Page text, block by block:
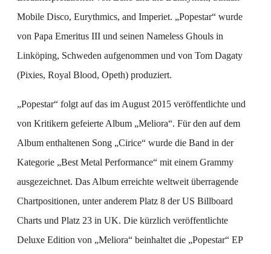
Mobile Disco, Eurythmics, and Imperiet. „Popestar“ wurde
von Papa Emeritus III und seinen Nameless Ghouls in
Linköping, Schweden aufgenommen und von Tom Dagaty
(Pixies, Royal Blood, Opeth) produziert.
„Popestar“ folgt auf das im August 2015 veröffentlichte und
von Kritikern gefeierte Album „Meliora“. Für den auf dem
Album enthaltenen Song „Cirice“ wurde die Band in der
Kategorie „Best Metal Performance“ mit einem Grammy
ausgezeichnet. Das Album erreichte weltweit überragende
Chartpositionen, unter anderem Platz 8 der US Billboard
Charts und Platz 23 in UK. Die kürzlich veröffentlichte
Deluxe Edition von „Meliora“ beinhaltet die „Popestar“ EP